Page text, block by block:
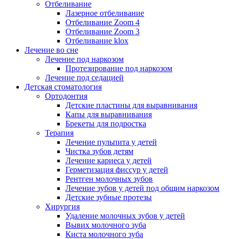
Отбеливание
Лазерное отбеливание
Отбеливание Zoom 4
Отбеливание Zoom 3
Отбеливание klox
Лечение во сне
Лечение под наркозом
Протезирование под наркозом
Лечение под седацией
Детская стоматология
Ортодонтия
Детские пластины для выравнивания
Капы для выравнивания
Брекеты для подростка
Терапия
Лечение пульпита у детей
Чистка зубов детям
Лечение кариеса у детей
Герметизация фиссур у детей
Рентген молочных зубов
Лечение зубов у детей под общим наркозом
Детские зубные протезы
Хирургия
Удаление молочных зубов у детей
Вывих молочного зуба
Киста молочного зуба